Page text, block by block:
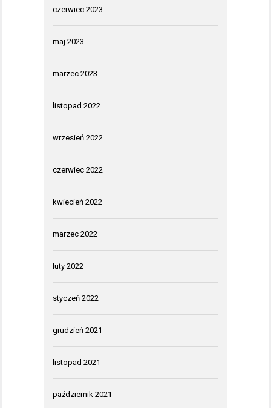
czerwiec 2023
maj 2023
marzec 2023
listopad 2022
wrzesień 2022
czerwiec 2022
kwiecień 2022
marzec 2022
luty 2022
styczeń 2022
grudzień 2021
listopad 2021
październik 2021